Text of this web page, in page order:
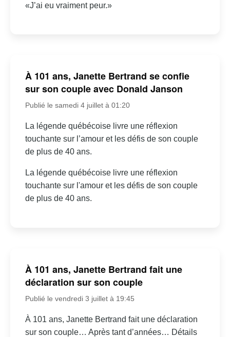
«J’ai eu vraiment peur.»
À 101 ans, Janette Bertrand se confie
sur son couple avec Donald Janson
Publié le samedi 4 juillet à 01:20
La légende québécoise livre une réflexion
touchante sur l’amour et les défis de son couple
de plus de 40 ans.
La légende québécoise livre une réflexion
touchante sur l'amour et les défis de son couple
de plus de 40 ans.
À 101 ans, Janette Bertrand fait une
déclaration sur son couple
Publié le vendredi 3 juillet à 19:45
À 101 ans, Janette Bertrand fait une déclaration
sur son couple… Après tant d’années… Détails